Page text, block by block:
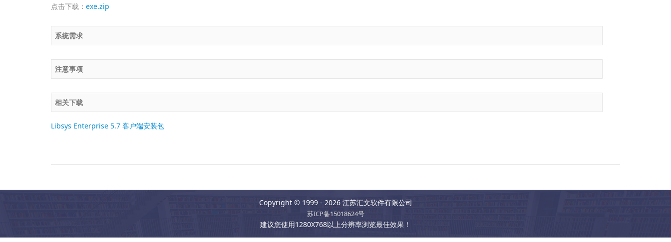
点击下载： exe.zip
系统需求
注意事项
相关下载
Libsys Enterprise 5.7 客户端安装包
Copyright © 1999 - 2026 江苏汇文软件有限公司
苏ICP备15018624号
建议您使用1280X768以上分辨率浏览最佳效果！